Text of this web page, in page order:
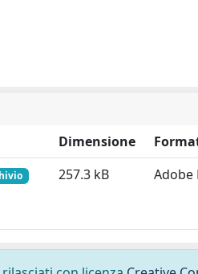
Dimensione
257.3 kB Adobe